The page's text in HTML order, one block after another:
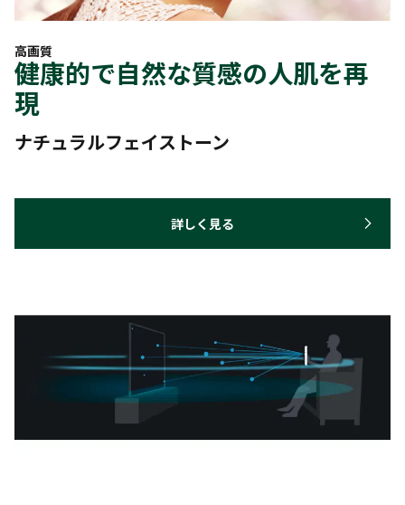
高画質
健康的で自然な質感の人肌を再
現
ナチュラルフェイストーン
詳しく見る